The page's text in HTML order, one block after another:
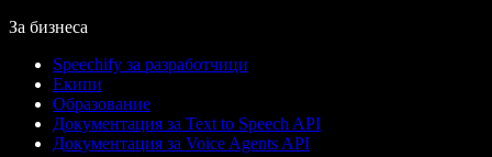
За бизнеса
Speechify за разработчици
Екипи
Образование
Документация за Text to Speech API
Документация за Voice Agents API